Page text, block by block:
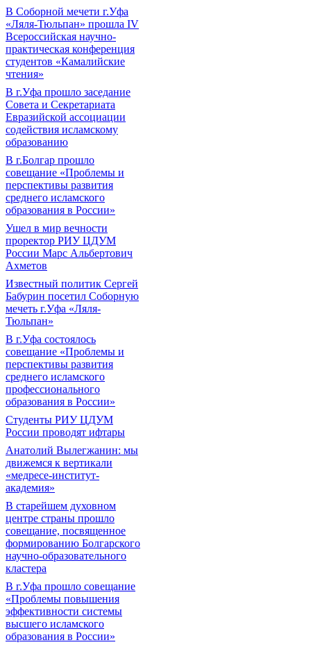
В Соборной мечети г.Уфа
«Ляля-Тюльпан» прошла IV
Всероссийская научно-
практическая конференция
студентов «Камалийские
чтения»
В г.Уфа прошло заседание
Совета и Секретариата
Евразийской ассоциации
содействия исламскому
образованию
В г.Болгар прошло
совещание «Проблемы и
перспективы развития
среднего исламского
образования в России»
Ушел в мир вечности
проректор РИУ ЦДУМ
России Марс Альбертович
Ахметов
Известный политик Сергей
Бабурин посетил Соборную
мечеть г.Уфа «Ляля-
Тюльпан»
В г.Уфа состоялось
совещание «Проблемы и
перспективы развития
среднего исламского
профессионального
образования в России»
Студенты РИУ ЦДУМ
России проводят ифтары
Анатолий Вылегжанин: мы
движемся к вертикали
«медресе-институт-
академия»
В старейшем духовном
центре страны прошло
совещание, посвященное
формированию Болгарского
научно-образовательного
кластера
В г.Уфа прошло совещание
«Проблемы повышения
эффективности системы
высшего исламского
образования в России»